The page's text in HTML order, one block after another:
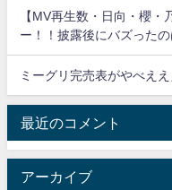
【MV再生数・日向・櫻
ー！！披露後にバズった
ミーグリ完売表がやべええ
最近のコメント
アーカイブ